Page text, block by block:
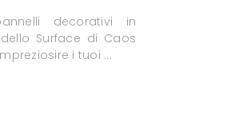
decorativi in
Surface di Caos
i tuoi ...